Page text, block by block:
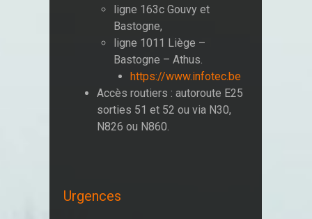
ligne 163c Gouvy et
Bastogne,
ligne 1011 Liège –
Bastogne – Athus.
https://www.infotec.be
Accès routiers : autoroute E25
sorties 51 et 52 ou via N30,
N826 ou N860.
Urgences